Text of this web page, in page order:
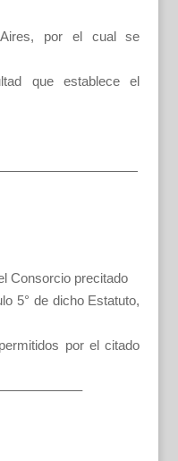
por el cual se
que establece el
Consorcio precitado
5° de dicho Estatuto,
por el citado